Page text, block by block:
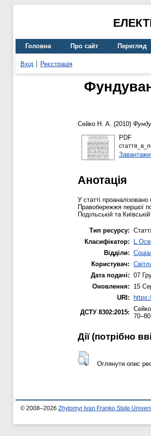
Головна Про сайт Перегляд
Вхід Реєстрація
Сейко Н. А. (2010)
PDF
Анотація
У статті
Правобережжя першої
Подільській та Київській
Тип ресурсу:
Класифікатор:
L
Відділи:
Користувач:
Дата подачі: 07
Оновлення:
15
URI:
ДСТУ 8302:2015:
70–80.
Дії ​​(потрібно
Оглянути опис
© 2008–2026 Zhytomyr Ivan Franko State